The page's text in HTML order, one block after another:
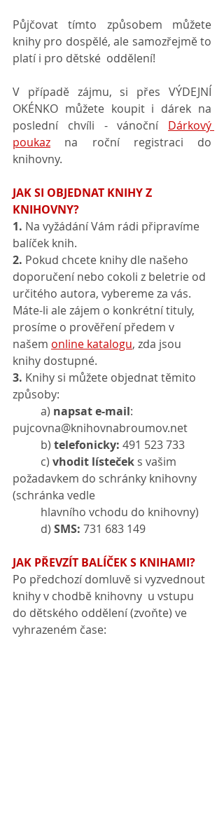
Půjčovat tímto způsobem můžete
knihy pro dospělé, ale samozřejmě to
platí i pro dětské  oddělení!
V případě zájmu, si přes VÝDEJNÍ
OKÉNKO můžete koupit i dárek na
poslední chvíli - vánoční Dárkový
poukaz na roční registraci do
knihovny.
JAK SI OBJEDNAT KNIHY Z
KNIHOVNY?
1. Na vyžádání Vám rádi připravíme
balíček knih.
2. Pokud chcete knihy dle našeho
doporučení nebo cokoli z beletrie od
určitého autora, vybereme za vás.
Máte-li ale zájem o konkrétní tituly,
prosíme o prověření předem v
našem online katalogu, zda jsou
knihy dostupné.
3. Knihy si můžete objednat těmito
způsoby:
	a)
napsat e-mail:
pujcovna@knihovnabroumov.net
	b)
telefonicky: 491 523 733
	c)
vhodit lísteček s vašim
požadavkem do schránky knihovny
(schránka vedle
	hlavního vchodu do knihovny)
	d)
SMS: 731 683 149
JAK PŘEVZÍT BALÍČEK S KNIHAMI?
Po předchozí domluvě si vyzvednout
knihy v chodbě knihovny  u vstupu
do dětského oddělení (zvoňte) ve
vyhrazeném čase: